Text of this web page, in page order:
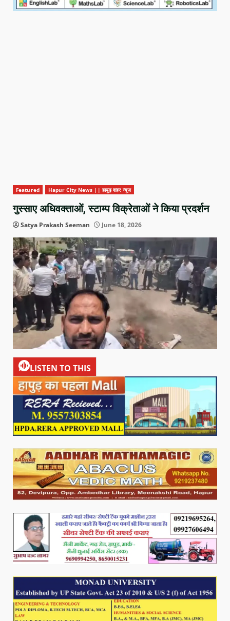
Featured Hapur City News || हापुड़ शहर न्यूज़
गुस्साए अधिवक्ताओं, स्टाम्प विक्रेताओं ने किया प्रदर्शन
Satya Prakash Seeman June 18, 2026
LISTEN TO THIS